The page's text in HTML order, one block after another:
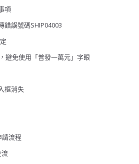
項
錯誤號碼SHIP04003
避免使用「普發一萬元」字眼
框消失
請流程
流